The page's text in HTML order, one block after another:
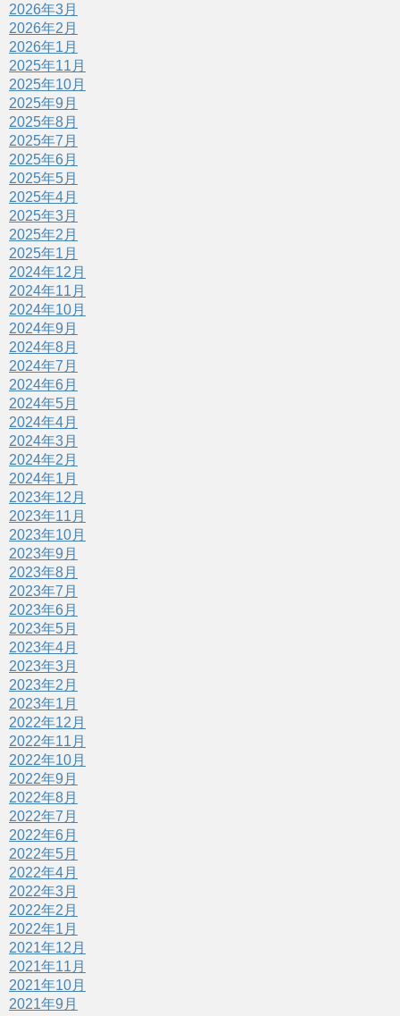
2026年3月
2026年2月
2026年1月
2025年11月
2025年10月
2025年9月
2025年8月
2025年7月
2025年6月
2025年5月
2025年4月
2025年3月
2025年2月
2025年1月
2024年12月
2024年11月
2024年10月
2024年9月
2024年8月
2024年7月
2024年6月
2024年5月
2024年4月
2024年3月
2024年2月
2024年1月
2023年12月
2023年11月
2023年10月
2023年9月
2023年8月
2023年7月
2023年6月
2023年5月
2023年4月
2023年3月
2023年2月
2023年1月
2022年12月
2022年11月
2022年10月
2022年9月
2022年8月
2022年7月
2022年6月
2022年5月
2022年4月
2022年3月
2022年2月
2022年1月
2021年12月
2021年11月
2021年10月
2021年9月